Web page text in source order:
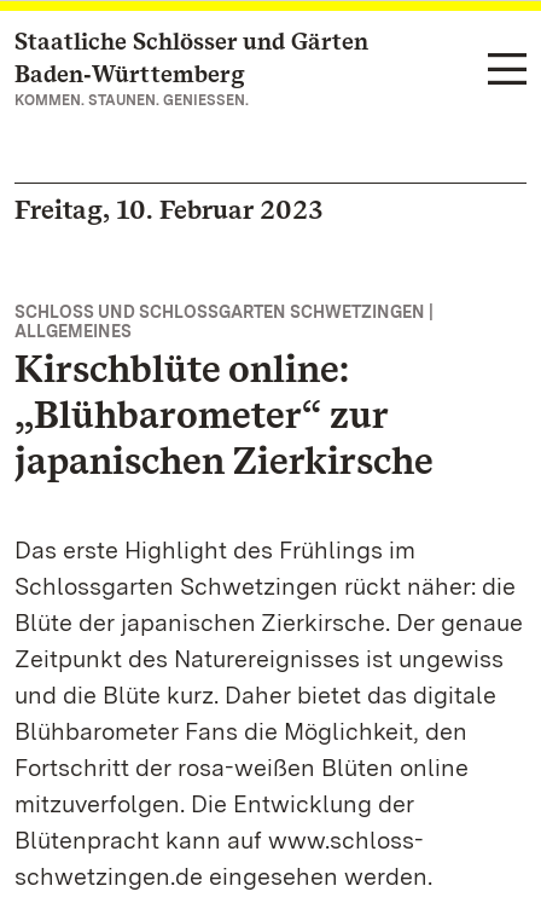
Zum Hauptinhalt springen
Staatliche Schlösser und Gärten
Baden‑Württemberg
KOMMEN. STAUNEN. GENIESSEN.
Freitag, 10. Februar 2023
SCHLOSS UND SCHLOSSGARTEN SCHWETZINGEN |
ALLGEMEINES
Kirschblüte online:
„Blühbarometer“ zur
japanischen Zierkirsche
Das erste Highlight des Frühlings im
Schlossgarten Schwetzingen rückt näher: die
Blüte der japanischen Zierkirsche. Der genaue
Zeitpunkt des Naturereignisses ist ungewiss
und die Blüte kurz. Daher bietet das digitale
Blühbarometer Fans die Möglichkeit, den
Fortschritt der rosa-weißen Blüten online
mitzuverfolgen. Die Entwicklung der
Blütenpracht kann auf www.schloss-
schwetzingen.de eingesehen werden.